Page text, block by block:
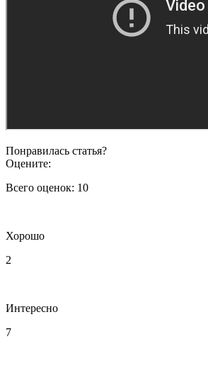
Понравилась статья?
Оцените:
Всего оценок: 10
Хорошо
2
Интересно
7